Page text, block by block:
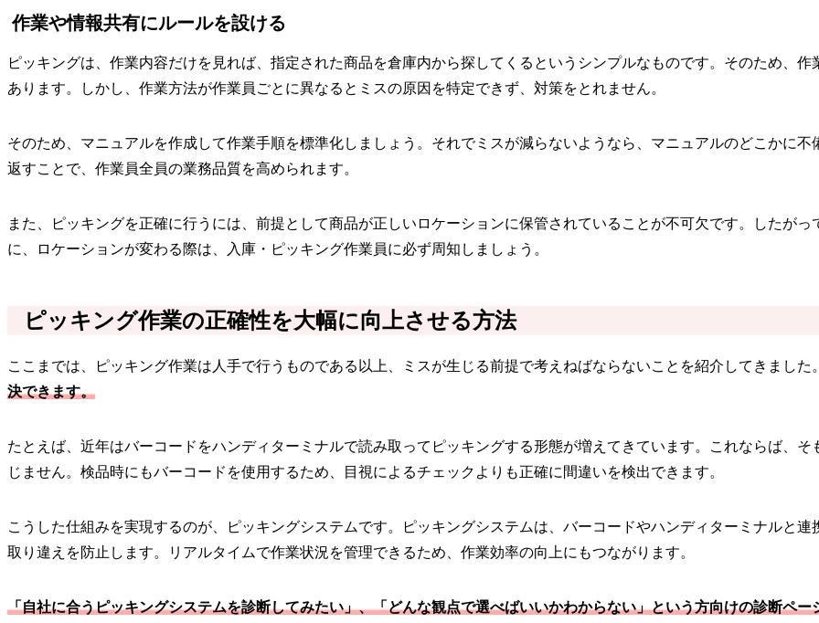
作業や情報共有にルールを設ける
ピッキングは、作業内容だけを見れば、指定された商品を倉庫内から探してくるというシンプルなものです。そのため、
あります。しかし、作業方法が作業員ごとに異なるとミスの原因を特定できず、対策をとれません。
そのため、マニュアルを作成して作業手順を標準化しましょう。それでミスが減らないようなら、マニュアルのどこかに
返すことで、作業員全員の業務品質を高められます。
また、ピッキングを正確に行うには、前提として商品が正しいロケーションに保管されていることが不可欠です。したが
に、ロケーションが変わる際は、入庫・ピッキング作業員に必ず周知しましょう。
ピッキング作業の正確性を大幅に向上させる方法
ここまでは、ピッキング作業は人手で行うものである以上、ミスが生じる前提で考えねばならないことを紹介してきました
決できます。
たとえば、近年はバーコードをハンディターミナルで読み取ってピッキングする形態が増えてきています。これならば、
じません。検品時にもバーコードを使用するため、目視によるチェックよりも正確に間違いを検出できます。
こうした仕組みを実現するのが、ピッキングシステムです。ピッキングシステムは、バーコードやハンディターミナルと
取り違えを防止します。リアルタイムで作業状況を管理できるため、作業効率の向上にもつながります。
「自社に合うピッキングシステムを診断してみたい」、「どんな観点で選べばいいかわからない」という方向けの診断ペー